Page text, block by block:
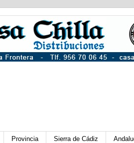
Provincia Sierra de Cádiz